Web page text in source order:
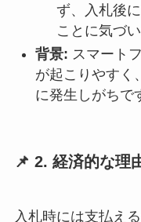
ず、入札後
ことに気づい
背景: スマート
が起こりやすく
に発生しがちで
📌 2. 経済的な理
入札時には支払え